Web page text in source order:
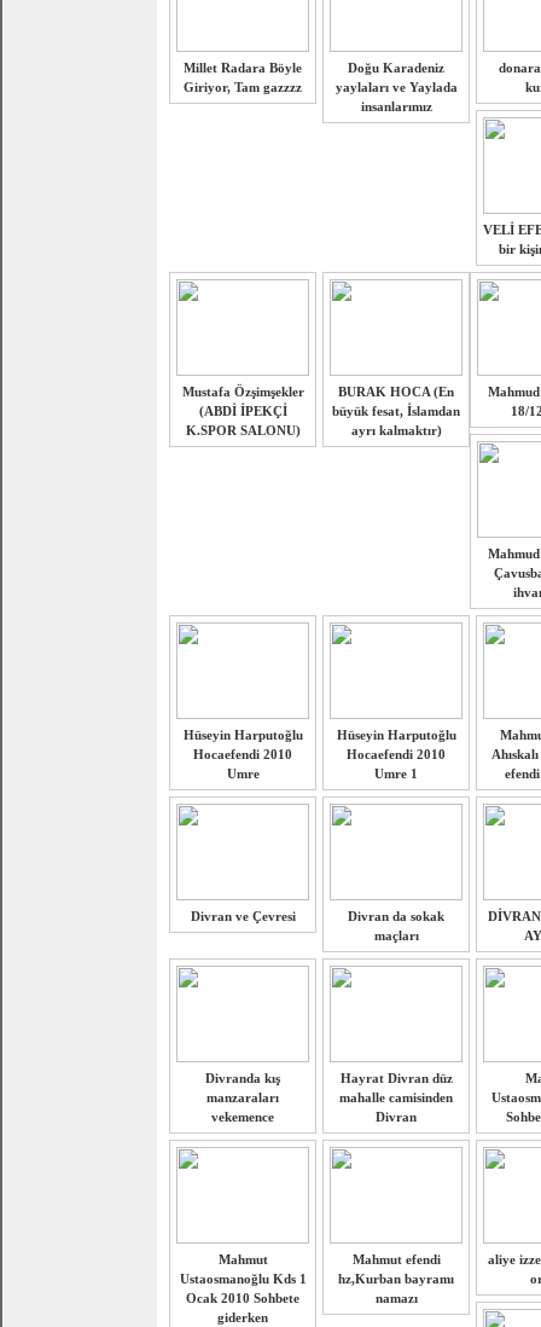
Millet Radara Böyle
Giriyor, Tam gazzzz
Doğu Karadeniz
yaylaları ve Yaylada
insanlarımız
VELİ
bir
Mustafa Özşimşekler
(ABDİ İPEKÇİ
K.SPOR SALONU)
BURAK HOCA (En
büyük fesat, İslamdan
ayrı kalmaktır)
18/
Hüseyin Harputoğlu
Hocaefendi 2010
Umre
Hüseyin Harputoğlu
Hocaefendi 2010
Umre 1
Divran ve Çevresi
Divran da sokak
maçları
Divranda kış
manzaraları
vekemence
Hayrat Divran düz
mahalle camisinden
Divran
Mahmut
Ustaosmanoğlu Kds 1
Ocak 2010 Sohbete
giderken
Mahmut efendi
hz,Kurban bayramı
namazı
aliye